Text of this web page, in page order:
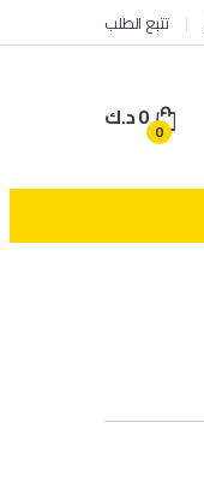
تتبع الطلب
0
0د.ك